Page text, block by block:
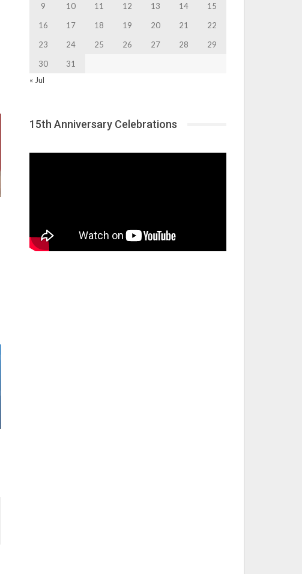
9
10 11 12 13 14
15
16
17 18 19 20 21
22
23
24 25 26 27 28
29
30
31
« Jul
15th Anniversary Celebrations